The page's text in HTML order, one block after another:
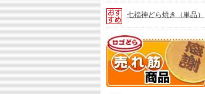
七福神どら焼き（単品）
ロ
ゴ
ど
ら
ら